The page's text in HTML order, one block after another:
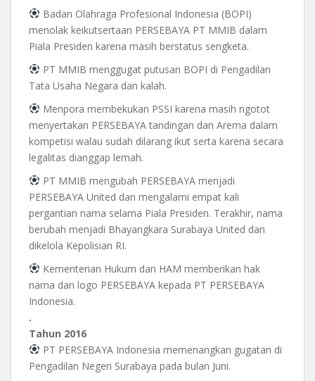
Badan Olahraga Profesional Indonesia (BOPI)
menolak keikutsertaan PERSEBAYA PT MMIB dalam
Piala Presiden karena masih berstatus sengketa.
PT MMIB menggugat putusan BOPI di Pengadilan
Tata Usaha Negara dan kalah.
Menpora membekukan PSSI karena masih ngotot
menyertakan PERSEBAYA tandingan dan Arema dalam
kompetisi walau sudah dilarang ikut serta karena secara
legalitas dianggap lemah.
PT MMIB mengubah PERSEBAYA menjadi
PERSEBAYA United dan mengalami empat kali
pergantian nama selama Piala Presiden. Terakhir, nama
berubah menjadi Bhayangkara Surabaya United dan
dikelola Kepolisian RI.
Kementerian Hukum dan HAM memberikan hak
nama dan logo PERSEBAYA kepada PT PERSEBAYA
Indonesia.
.
Tahun 2016
PT PERSEBAYA Indonesia memenangkan gugatan di
Pengadilan Negeri Surabaya pada bulan Juni.